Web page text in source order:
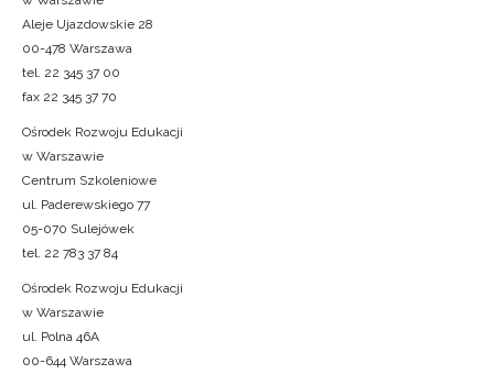
Aleje Ujazdowskie 28
00-478 Warszawa
tel. 22 345 37 00
fax 22 345 37 70
Ośrodek Rozwoju Edukacji
w Warszawie
Centrum Szkoleniowe
ul. Paderewskiego 77
05-070 Sulejówek
tel. 22 783 37 84
Ośrodek Rozwoju Edukacji
w Warszawie
ul. Polna 46A
00-644 Warszawa